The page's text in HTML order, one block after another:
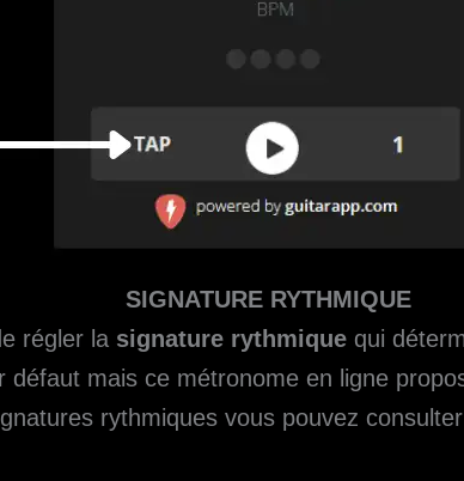
SIGNATURE RYTHMIQUE
régler la signature rythmique qui
mais ce métronome en ligne
rythmiques vous pouvez consulter